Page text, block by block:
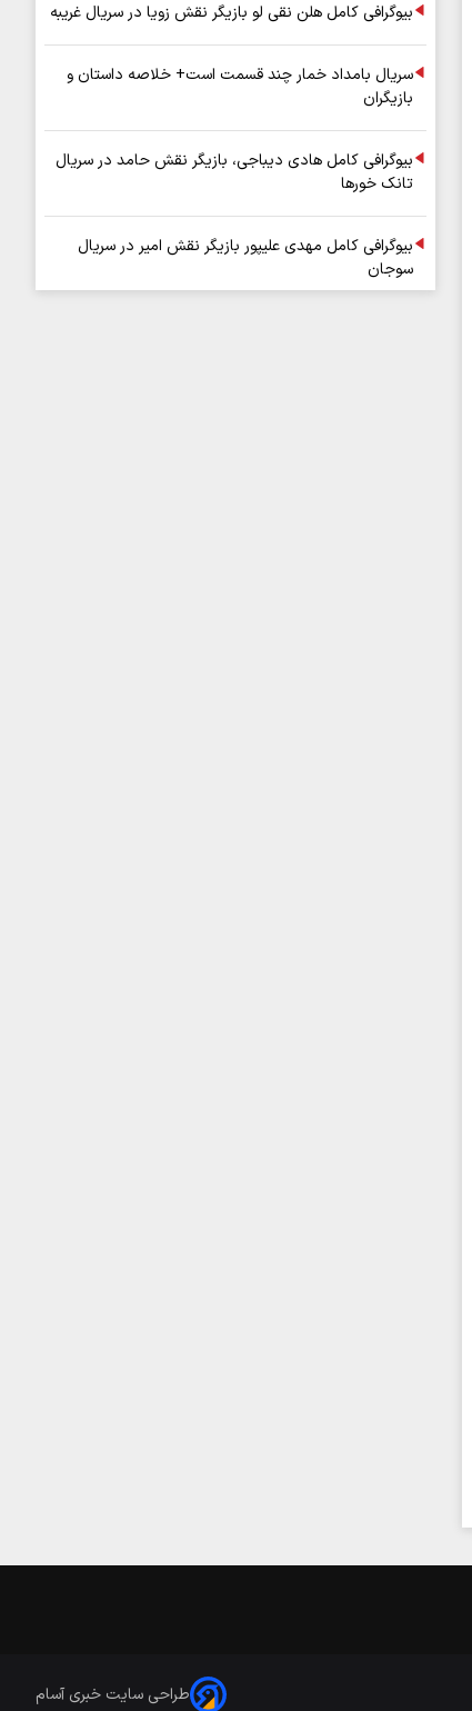
بیوگرافی کامل هلن نقی لو بازیگر نقش زویا در سریال غریبه
سریال بامداد خمار چند قسمت است+ خلاصه داستان و
بازیگران
بیوگرافی کامل هادی دیباجی، بازیگر نقش حامد در سریال
تانک خورها
بیوگرافی کامل مهدی علیپور بازیگر نقش امیر در سریال
سوجان
طراحی سایت خبری آسام